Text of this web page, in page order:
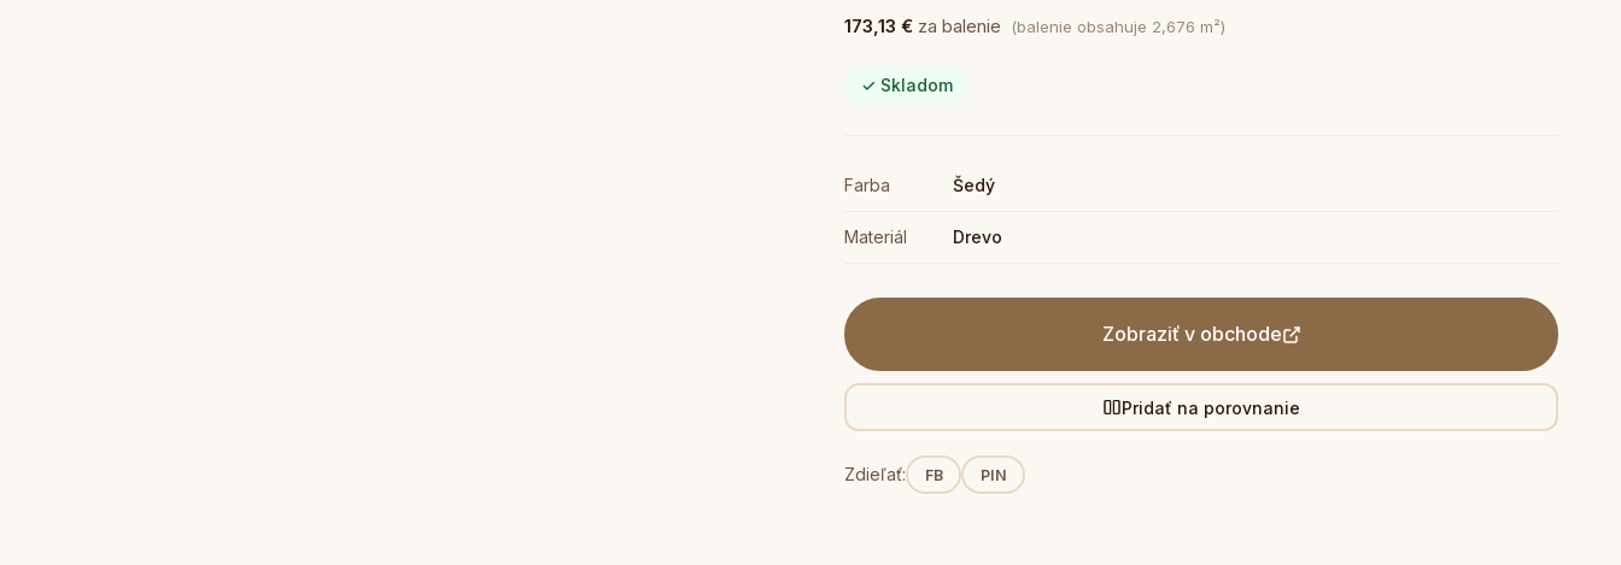
173,13 € za balenie (balenie obsahuje 2,676 m²)
✓ Skladom
Farba Šedý
Materiál Drevo
Zobraziť v obchode
Pridať na porovnanie
Zdieľať: FB PIN